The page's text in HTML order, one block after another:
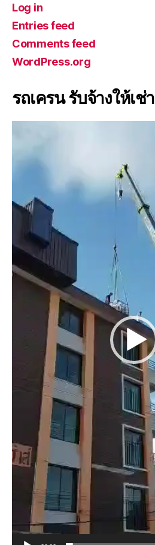
Log in
Entries feed
Comments feed
WordPress.org
รถเครน รับจ้างให้เช่า
l